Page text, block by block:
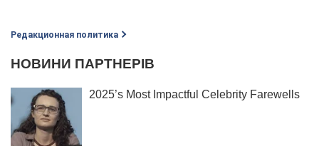
Редакционная политика